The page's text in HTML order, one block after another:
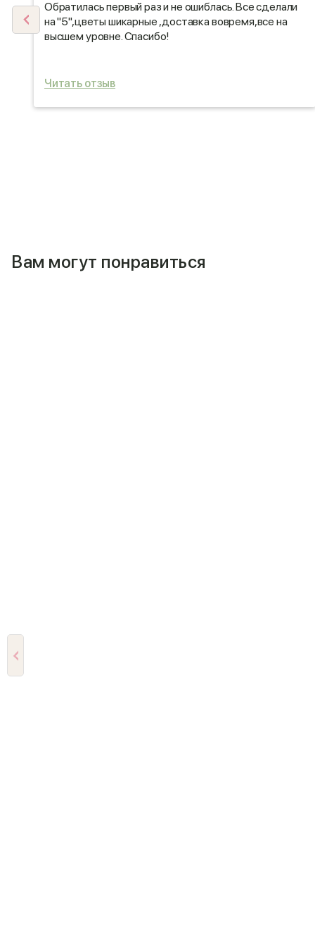
Обратилась первый раз и не ошиблась. Все сделали
на "5",цветы шикарные ,доставка вовремя,все на
высшем уровне. Спасибо!
Читать отзыв
Вам могут понравиться